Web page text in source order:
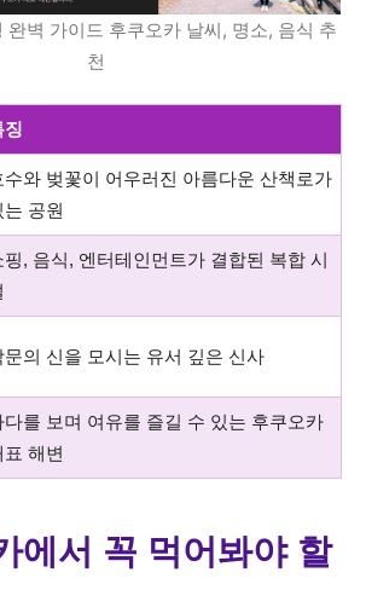
완벽 가이드 후쿠오카 날씨, 명소, 음식 추
천
징
수와 벚꽃이 어우러진 아름다운 산책로가
는 공원
핑, 음식, 엔터테인먼트가 결합된 복합 시
문의 신을 모시는 유서 깊은 신사
다를 보며 여유를 즐길 수 있는 후쿠오카
표 해변
에서 꼭 먹어봐야 할